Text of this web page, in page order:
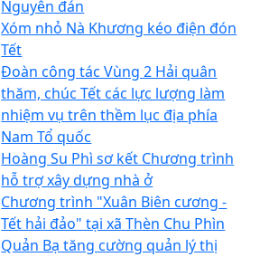
Nguyên đán
Xóm nhỏ Nà Khương kéo điện đón
Tết
Đoàn công tác Vùng 2 Hải quân
thăm, chúc Tết các lực lượng làm
nhiệm vụ trên thềm lục địa phía
Nam Tổ quốc
Hoàng Su Phì sơ kết Chương trình
hỗ trợ xây dựng nhà ở
Chương trình "Xuân Biên cương -
Tết hải đảo" tại xã Thèn Chu Phìn
Quản Bạ tăng cường quản lý thị